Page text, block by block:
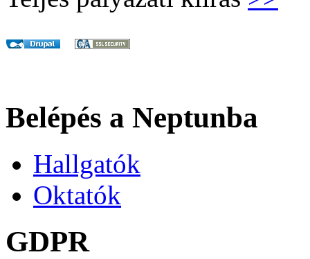
Belépés a Neptunba
Hallgatók
Oktatók
GDPR